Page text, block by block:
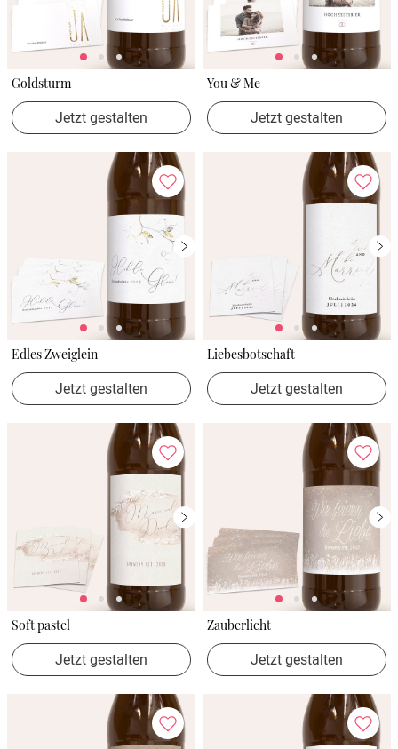
Goldsturm
Jetzt gestalten
You & Me
Jetzt gestalten
Edles Zweiglein
Jetzt gestalten
Liebesbotschaft
Jetzt gestalten
Soft pastel
Jetzt gestalten
Zauberlicht
Jetzt gestalten